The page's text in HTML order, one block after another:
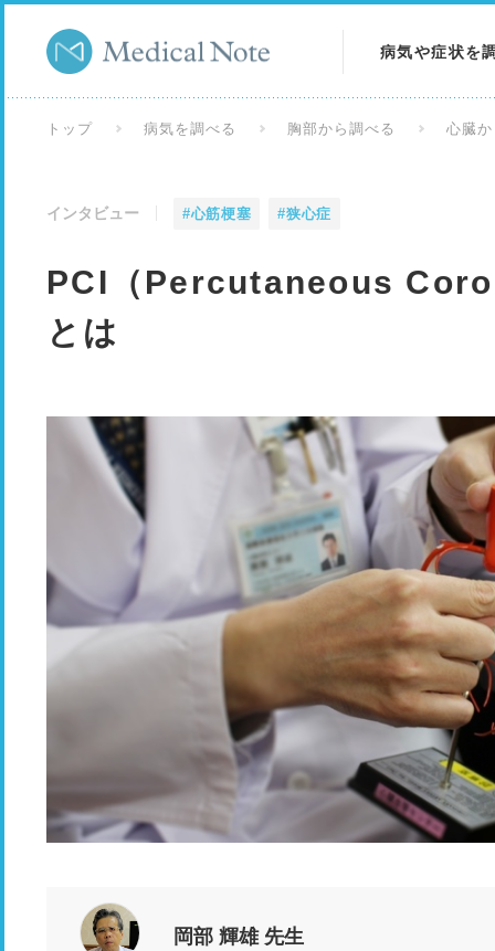
病気や症状を
トップ 病気を調べる 胸部から調べる 心臓
インタビュー #心筋梗塞 #狭心症
PCI（Percutaneous
とは
岡部 輝雄 先生